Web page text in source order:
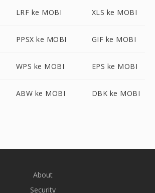
LRF ke MOBI XLS ke MOBI
PPSX ke MOBI GIF ke MOBI
WPS ke MOBI EPS ke MOBI
ABW ke MOBI DBK ke MOBI
About
Security